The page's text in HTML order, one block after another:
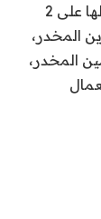
وبتفتيش الزيارة المقدمة من المتهم عثر بداخلها على 2
المخدر،
المخدر،